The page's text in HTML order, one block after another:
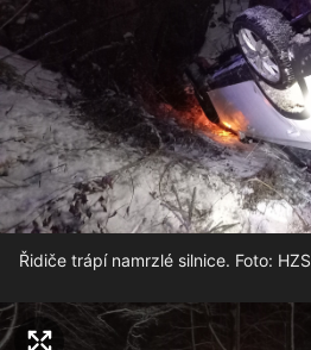
Řidiče trápí namrzlé silnice. Foto: HZS